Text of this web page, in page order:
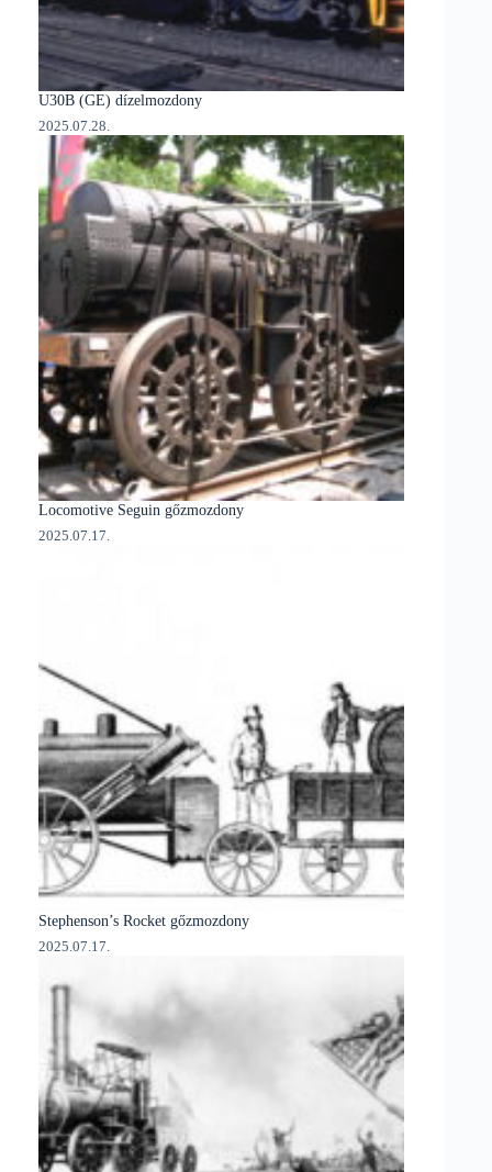
U30B (GE) dízelmozdony
2025.07.28.
Locomotive Seguin gőzmozdony
2025.07.17.
Stephenson’s Rocket gőzmozdony
2025.07.17.